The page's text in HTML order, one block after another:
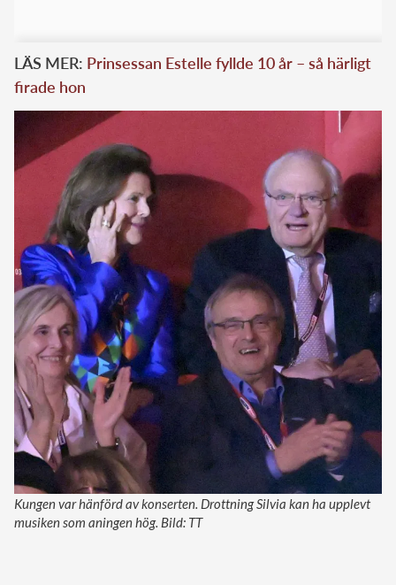
LÄS MER: Prinsessan Estelle fyllde 10 år – så härligt
firade hon
Kungen var hänförd av konserten. Drottning Silvia kan ha upplevt
musiken som aningen hög. Bild: TT